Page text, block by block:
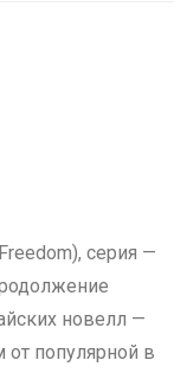
серия —
новелл —
от популярной в